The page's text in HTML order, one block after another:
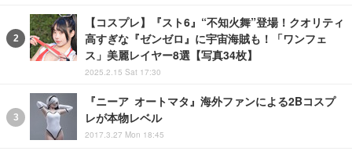
【コスプレ】『スト6』“不知火舞”登場！クオリティ
高すぎな『ゼンゼロ』に宇宙海賊も！「ワンフェ
ス」美麗レイヤー8選【写真34枚】
2025.2.15 Sat 17:30
『ニーア オートマタ』海外ファンによる2Bコスプ
レが本物レベル
2017.3.27 Mon 18:45